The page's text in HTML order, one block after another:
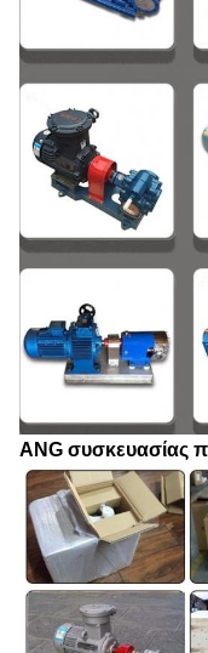
ANG συσκευασίας